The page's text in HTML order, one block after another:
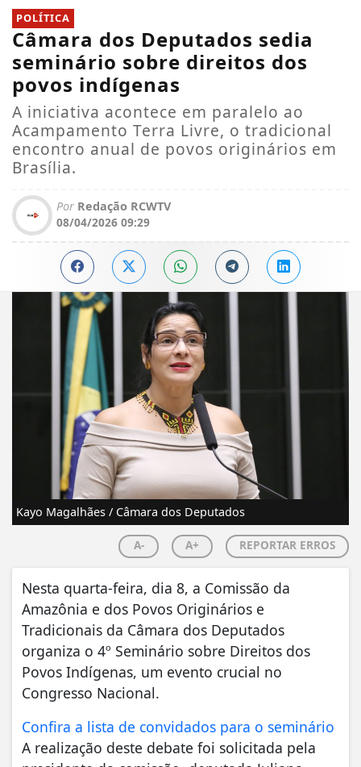
POLÍTICA
Câmara dos Deputados sedia
seminário sobre direitos dos
povos indígenas
A iniciativa acontece em paralelo ao
Acampamento Terra Livre, o tradicional
encontro anual de povos originários em
Brasília.
Por Redação RCWTV
08/04/2026 09:29
Kayo Magalhães / Câmara dos Deputados
A- A+ REPORTAR ERROS
Nesta quarta-feira, dia 8, a Comissão da
Amazônia e dos Povos Originários e
Tradicionais da Câmara dos Deputados
organiza o 4º Seminário sobre Direitos dos
Povos Indígenas, um evento crucial no
Congresso Nacional.
Confira a lista de convidados para o seminário
A realização deste debate foi solicitada pela